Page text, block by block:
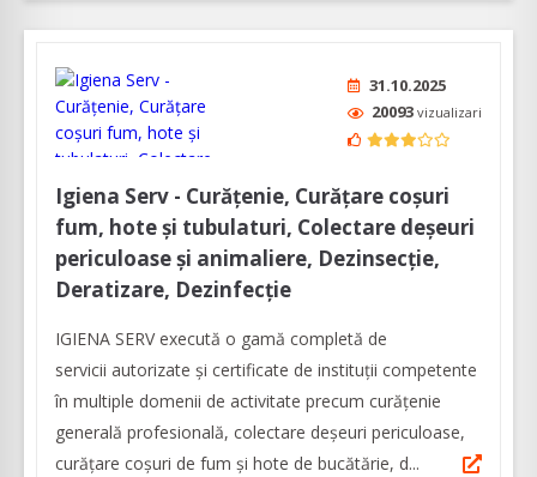
31.10.2025
20093 vizualizari
Igiena Serv - Curățenie, Curățare coșuri
fum, hote și tubulaturi, Colectare deșeuri
periculoase și animaliere, Dezinsecție,
Deratizare, Dezinfecție
IGIENA SERV execută o gamă completă de
servicii autorizate și certificate de instituții competente
în multiple domenii de activitate precum curățenie
generală profesională, colectare deșeuri periculoase,
curățare coșuri de fum și hote de bucătărie, d...